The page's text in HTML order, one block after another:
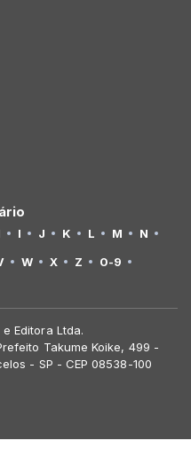
I J K L M
N
W X Z 0-9
Editora Ltda.
Takume Koike, 499 -
- SP - CEP 08538-100